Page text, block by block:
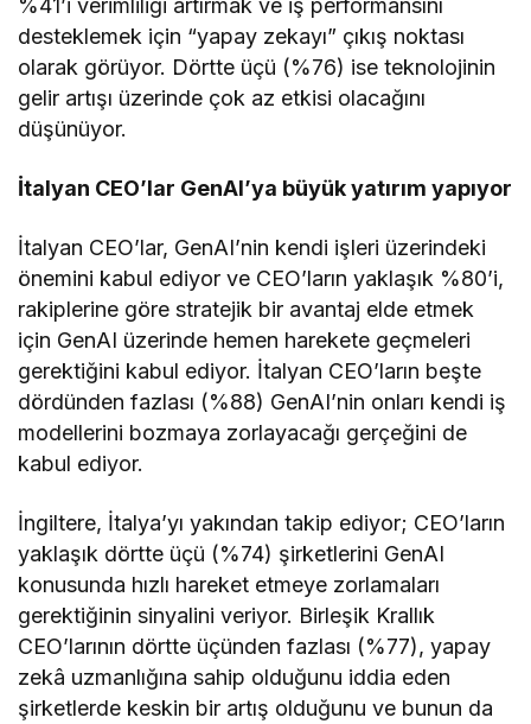
desteklemek için “yapay zekayı” çıkış noktası
olarak görüyor. Dörtte üçü (%76) ise teknolojinin
gelir artışı üzerinde çok az etkisi olacağını
düşünüyor.
İtalyan CEO’lar GenAI’ya büyük yatırım yapıyor
İtalyan CEO’lar, GenAI’nin kendi işleri üzerindeki
önemini kabul ediyor ve CEO’ların yaklaşık %80’i,
rakiplerine göre stratejik bir avantaj elde etmek
için GenAI üzerinde hemen harekete geçmeleri
gerektiğini kabul ediyor. İtalyan CEO’ların beşte
dördünden fazlası (%88) GenAI’nin onları kendi iş
modellerini bozmaya zorlayacağı gerçeğini de
kabul ediyor.
İngiltere, İtalya’yı yakından takip ediyor; CEO’ların
yaklaşık dörtte üçü (%74) şirketlerini GenAI
konusunda hızlı hareket etmeye zorlamaları
gerektiğinin sinyalini veriyor. Birleşik Krallık
CEO’larının dörtte üçünden fazlası (%77), yapay
zekâ uzmanlığına sahip olduğunu iddia eden
şirketlerde keskin bir artış olduğunu ve bunun da